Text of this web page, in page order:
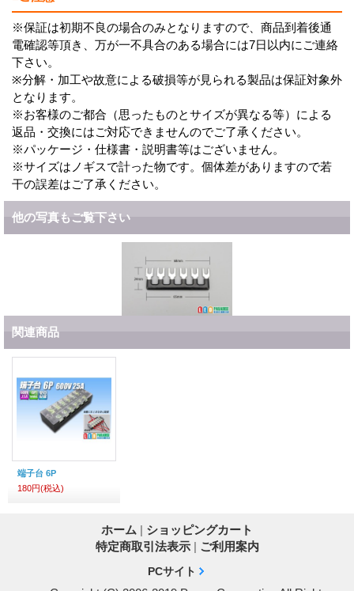
※保証は初期不良の場合のみとなりますので、商品到着後通
電確認等頂き、万が一不具合のある場合には7日以内にご連絡
下さい。
※分解・加工や故意による破損等が見られる製品は保証対象外
となります。
※お客様のご都合（思ったものとサイズが異なる等）による
返品・交換にはご対応できませんのでご了承ください。
※パッケージ・仕様書・説明書等はございません。
※サイズはノギスで計った物です。個体差がありますので若
干の誤差はご了承ください。
他の写真もご覧下さい
関連商品
端子台 6P
180円(税込)
ホーム | ショッピングカート
特定商取引法表示 | ご利用案内
PCサイト